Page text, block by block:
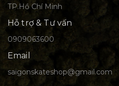
TP.Hồ Chí Minh
Hỗ trợ & Tư vấn
0909063600
Email
saigonskateshop@gmail.com